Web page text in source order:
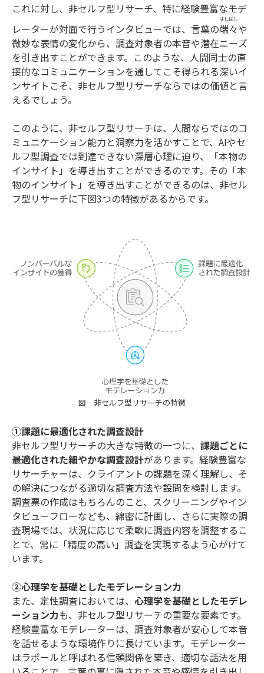
これに対し、非セルフ型リサーチ、特に経験豊富なモデ
レーターが対面で行うインタビューでは、言葉の端々
はしばし
や
微妙な表情の変化から、調査対象者の本音や潜在ニーズ
を引き出すことができます。このような、人間同士の直
接的なコミュニケーションを通してこそ得られる深いイ
ンサイトこそ、非セルフ型リサーチならではの価値と言
えるでしょう。
このように、非セルフ型リサーチは、人間ならではのコ
ミュニケーション能力と洞察力を活かすことで、AIやセ
ルフ型調査では到達できない深層心理に迫り、「本物の
インサイト」を導き出すことができるのです。その「本
物のインサイト」を導き出すことができるのは、非セル
フ型リサーチに下図3つの特徴があるからです。
図 非セルフ型リサーチの特徴
①課題に最適化された調査設計
非セルフ型リサーチの大きな特徴の一つに、 課題ごとに
最適化された細やかな調査設計があります。経験豊富な
リサーチャーは、クライアントの課題を深く理解し、そ
の解決につながる適切な調査方法や設問を検討します。
調査票の作成はもちろんのこと、スクリーニングやイン
タビューフローなども、綿密に計画し、さらに実際の調
査現場では、状況に応じて柔軟に調査内容を調整するこ
とで、常に「精度の高い」調査を実現するよう心がけて
います。
②心理学を基礎としたモデレーション力
また、定性調査においては、 心理学を基礎としたモデレ
ーション力も、非セルフ型リサーチの重要な要素です。
経験豊富なモデレーターは、調査対象者が安心して本音
を話せるような環境作りに長けています。モデレーター
はラポールと呼ばれる信頼関係を築き、適切な話法を用